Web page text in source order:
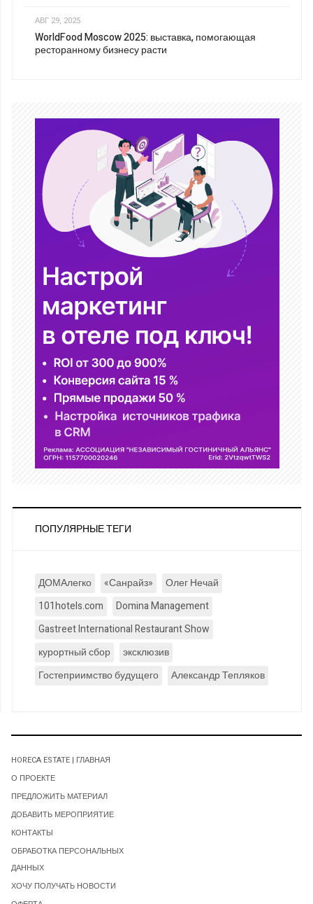
АВГ 29, 2025
WorldFood Moscow 2025: выставка, помогающая
ресторанному бизнесу расти
ПОПУЛЯРНЫЕ ТЕГИ
ДОМАлегко «Санрайз»
Олег Нечай
101hotels.com
Domina Management
Gastreet International Restaurant Show
курортный сбор
эксклюзив
Гостеприимство будущего
Александр Тепляков
HORECA ESTATE | ГЛАВНАЯ
О ПРОЕКТЕ
ПРЕДЛОЖИТЬ МАТЕРИАЛ
ДОБАВИТЬ МЕРОПРИЯТИЕ
КОНТАКТЫ
ОБРАБОТКА ПЕРСОНАЛЬНЫХ
ДАННЫХ
ХОЧУ ПОЛУЧАТЬ НОВОСТИ